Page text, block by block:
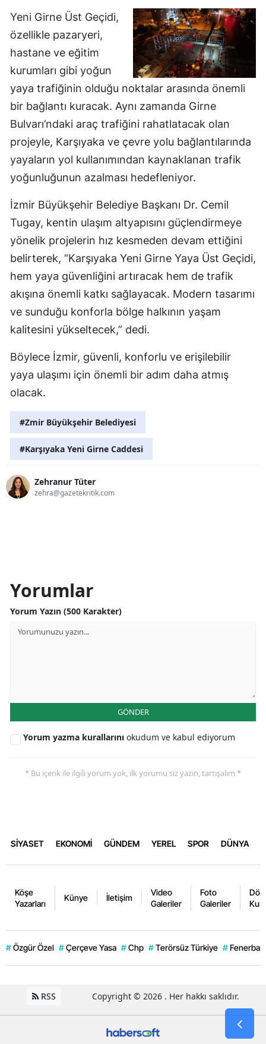
Yeni Girne Üst Geçidi,
özellikle pazaryeri,
hastane ve eğitim
kurumları gibi yoğun
yaya trafiğinin olduğu noktalar arasında önemli
bir bağlantı kuracak. Aynı zamanda Girne
Bulvarı’ndaki araç trafiğini rahatlatacak olan
projeyle, Karşıyaka ve çevre yolu bağlantılarında
yayaların yol kullanımından kaynaklanan trafik
yoğunluğunun azalması hedefleniyor.
İzmir Büyükşehir Belediye Başkanı Dr. Cemil
Tugay, kentin ulaşım altyapısını güçlendirmeye
yönelik projelerin hız kesmeden devam ettiğini
belirterek, “Karşıyaka Yeni Girne Yaya Üst Geçidi,
hem yaya güvenliğini artıracak hem de trafik
akışına önemli katkı sağlayacak. Modern tasarımı
ve sunduğu konforla bölge halkının yaşam
kalitesini yükseltecek,” dedi.
Böylece İzmir, güvenli, konforlu ve erişilebilir
yaya ulaşımı için önemli bir adım daha atmış
olacak.
#Zmir Büyükşehir Belediyesi
#Karşıyaka Yeni Girne Caddesi
Zehranur Tüter
zehra@gazetekritik.com
Yorumlar
Yorum Yazın (500 Karakter)
GÖNDER
Yorum yazma kurallarını okudum ve kabul ediyorum
* Bu içerik ile ilgili yorum yok, ilk yorumu siz yazın, tartışalım *
SİYASET EKONOMİ GÜNDEM YEREL SPOR DÜNYA
Köşe
Yazarları
Künye İletişim
Video
Galeriler
Foto
Galeriler
# Özgür Özel # Çerçeve Yasa # Chp # Terörsüz Türkiye #
RSS Copyright © 2026 . Her hakkı saklıdır.